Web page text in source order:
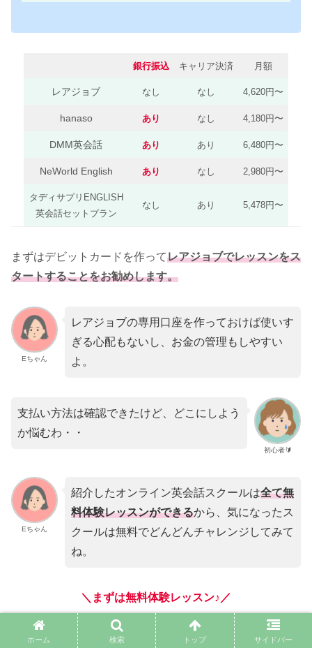
銀行振込 キャリア決済 月額
レアジョブ なし なし 4,620円〜
hanaso あり なし 4,180円〜
DMM英会話 あり あり 6,480円〜
NeWorld English あり なし 2,980円〜
タディサプリENGLISH
英会話セットプラン
なし あり 5,478円〜
まずはデビットカードを作ってレアジョブでレッスンをス
タートすることをお勧めします。
Eちゃん
レアジョブの専用口座を作っておけば使いす
ぎる心配もないし、お金の管理もしやすい
よ。
初心者🔰
支払い方法は確認できたけど、どこにしよう
か悩むわ・・
Eちゃん
紹介したオンライン英会話スクールは全て無
料体験レッスンができるから、気になったス
クールは無料でどんどんチャレンジしてみて
ね。
＼まずは無料体験レッスン♪／
レアジョブ公式サイトはこちら
ホーム 検索 トップ サイドバー